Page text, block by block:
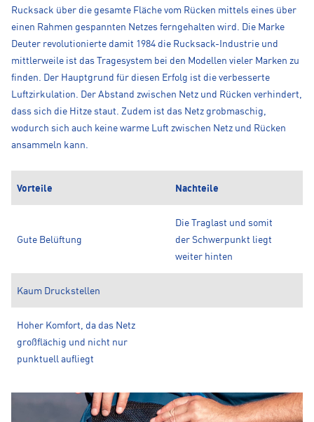
Rucksack über die gesamte Fläche vom Rücken mittels eines über
einen Rahmen gespannten Netzes ferngehalten wird. Die Marke
Deuter revolutionierte damit 1984 die Rucksack-Industrie und
mittlerweile ist das Tragesystem bei den Modellen vieler Marken zu
finden. Der Hauptgrund für diesen Erfolg ist die verbesserte
Luftzirkulation. Der Abstand zwischen Netz und Rücken verhindert,
dass sich die Hitze staut. Zudem ist das Netz grobmaschig,
wodurch sich auch keine warme Luft zwischen Netz und Rücken
ansammeln kann.
Vorteile Nachteile
Gute Belüftung
Die Traglast und somit
der Schwerpunkt liegt
weiter hinten
Kaum Druckstellen
Hoher Komfort, da das Netz
großflächig und nicht nur
punktuell aufliegt